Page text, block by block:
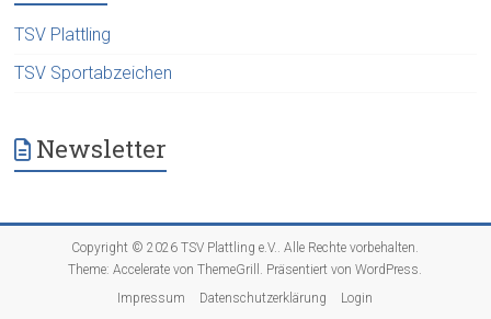
TSV Plattling
TSV Sportabzeichen
Newsletter
Copyright © 2026TSV Plattling e.V.. Alle Rechte vorbehalten.
Theme:Accelerate von ThemeGrill. Präsentiert vonWordPress.
Impressum
Datenschutzerklärung Login